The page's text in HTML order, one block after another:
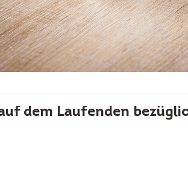
dem Laufenden